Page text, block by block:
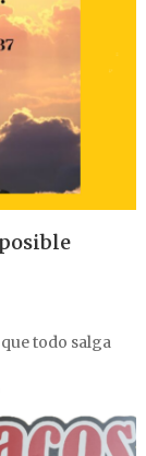
todo salga